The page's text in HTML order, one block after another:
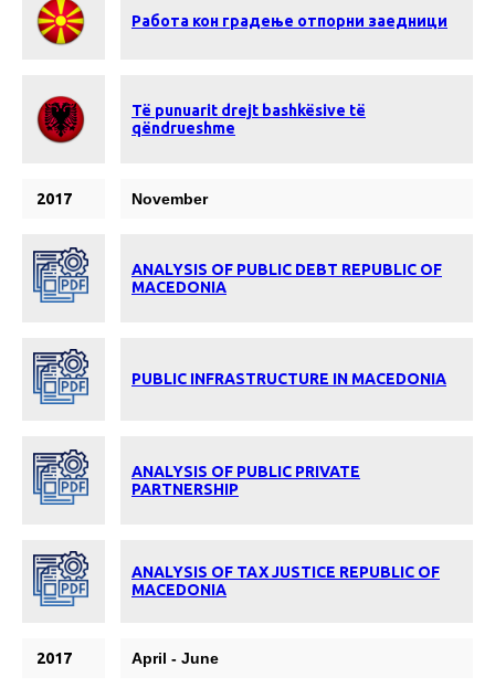
Работа кон градење отпорни заедници
Të punuarit drejt bashkësive të
qëndrueshme
2017 November
ANALYSIS OF PUBLIC DEBT REPUBLIC OF
MACEDONIA
PUBLIC INFRASTRUCTURE IN MACEDONIA
ANALYSIS OF PUBLIC PRIVATE
PARTNERSHIP
ANALYSIS OF TAX JUSTICE REPUBLIC OF
MACEDONIA
2017 April - June